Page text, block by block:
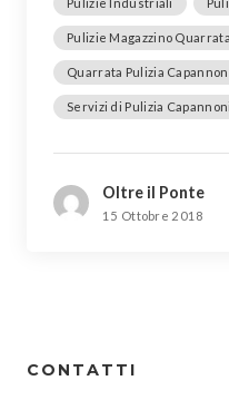
Pulizie Magazzino Quarrata
Quarrata Pulizia
Servizi di Pulizia
Oltre il Ponte
15 Ottobre 2018
CONTATTI